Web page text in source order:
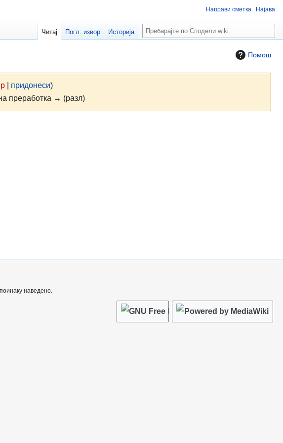
Помош
| придонеси)
преработка → (разл)
Направи сметка Најава
Читај Погл. извор Историја
П
р
а
ј
наведено.